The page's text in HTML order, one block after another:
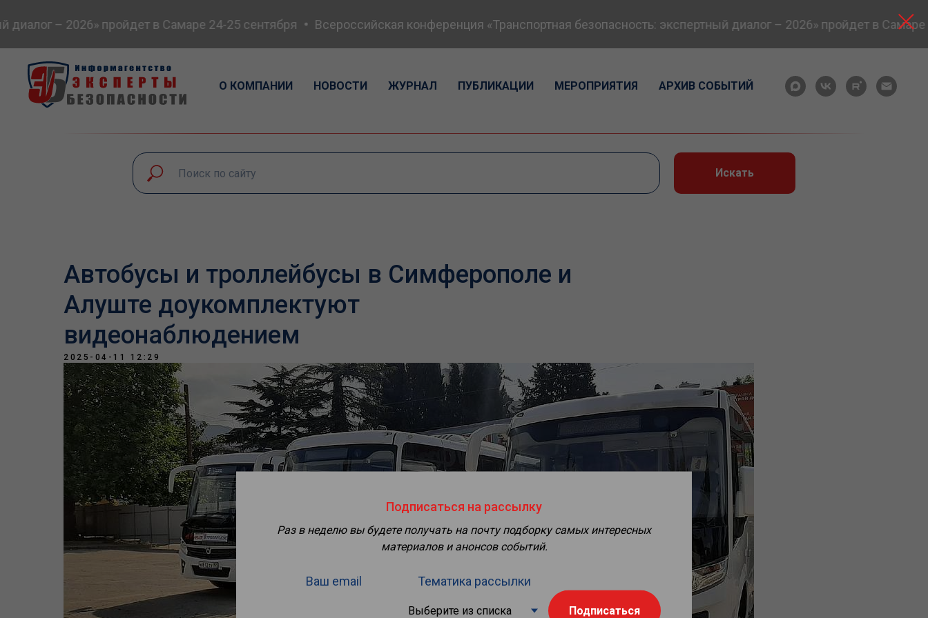
– 2026» пройдет в Самаре 24-25 сентября Всероссийская конференция «Транспортная безопасность: экспертный диалог – 2026» пройдет в Самаре
О КОМПАНИИ НОВОСТИ ЖУРНАЛ ПУБЛИКАЦИИ МЕРОПРИЯТИЯ АРХИВ СОБЫТИЙ
Искать
Автобусы и троллейбусы в Симферополе и
Алуште доукомплектуют
видеонаблюдением
2025-04-11 12:29
Подписаться на рассылку
Раз в неделю вы будете получать на почту подборку самых интересных
материалов и анонсов событий.
Ваш email Тематика рассылки
Подписаться